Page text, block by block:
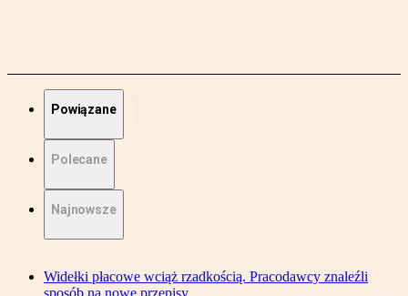
Powiązane
Polecane
Najnowsze
Widełki płacowe wciąż rzadkością. Pracodawcy znaleźli
sposób na nowe przepisy